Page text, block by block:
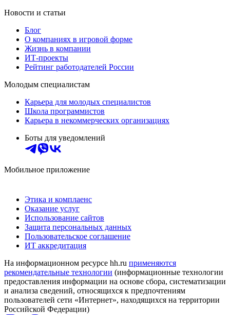
Новости и статьи
Блог
О компаниях в игровой форме
Жизнь в компании
ИТ-проекты
Рейтинг работодателей России
Молодым специалистам
Карьера для молодых специалистов
Школа программистов
Карьера в некоммерческих организациях
Боты для уведомлений
Мобильное приложение
Этика и комплаенс
Оказание услуг
Использование сайтов
Защита персональных данных
Пользовательское соглашение
ИТ аккредитация
На информационном ресурсе hh.ru применяются
рекомендательные технологии (информационные технологии
предоставления информации на основе сбора, систематизации
и анализа сведений, относящихся к предпочтениям
пользователей сети «Интернет», находящихся на территории
Российской Федерации)